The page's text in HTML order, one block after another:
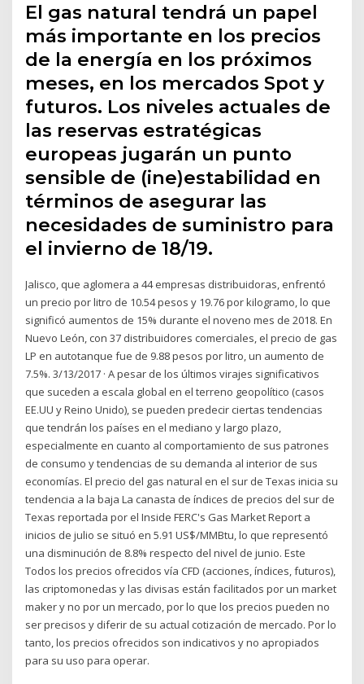
El gas natural tendrá un papel
más importante en los precios
de la energía en los próximos
meses, en los mercados Spot y
futuros. Los niveles actuales de
las reservas estratégicas
europeas jugarán un punto
sensible de (ine)estabilidad en
términos de asegurar las
necesidades de suministro para
el invierno de 18/19.
Jalisco, que aglomera a 44 empresas distribuidoras, enfrentó
un precio por litro de 10.54 pesos y 19.76 por kilogramo, lo que
significó aumentos de 15% durante el noveno mes de 2018. En
Nuevo León, con 37 distribuidores comerciales, el precio de gas
LP en autotanque fue de 9.88 pesos por litro, un aumento de
7.5%. 3/13/2017 · A pesar de los últimos virajes significativos
que suceden a escala global en el terreno geopolítico (casos
EE.UU y Reino Unido), se pueden predecir ciertas tendencias
que tendrán los países en el mediano y largo plazo,
especialmente en cuanto al comportamiento de sus patrones
de consumo y tendencias de su demanda al interior de sus
economías. El precio del gas natural en el sur de Texas inicia su
tendencia a la baja La canasta de índices de precios del sur de
Texas reportada por el Inside FERC's Gas Market Report a
inicios de julio se situó en 5.91 US$/MMBtu, lo que representó
una disminución de 8.8% respecto del nivel de junio. Este
Todos los precios ofrecidos vía CFD (acciones, índices, futuros),
las criptomonedas y las divisas están facilitados por un market
maker y no por un mercado, por lo que los precios pueden no
ser precisos y diferir de su actual cotización de mercado. Por lo
tanto, los precios ofrecidos son indicativos y no apropiados
para su uso para operar.